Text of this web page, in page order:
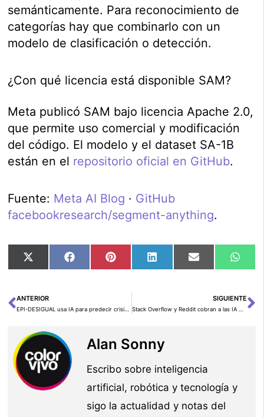
semánticamente. Para reconocimiento de
categorías hay que combinarlo con un
modelo de clasificación o detección.
¿Con qué licencia está disponible SAM?
Meta publicó SAM bajo licencia Apache 2.0,
que permite uso comercial y modificación
del código. El modelo y el dataset SA-1B
están en el repositorio oficial en GitHub.
Fuente: Meta AI Blog · GitHub
facebookresearch/segment-anything.
Compartir
en
X
Compartir
en
FacebookCompartir
en
PinterestCompartir
en
LinkedInCompartir
en
Email
en
Ant
ANTERIOR SIGUIENTE
Alan Sonny
Escribo sobre inteligencia
artificial, robótica y tecnología y
sigo la actualidad y notas del